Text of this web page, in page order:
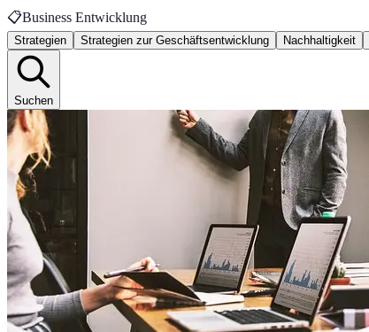
📋Business Entwicklung
Strategien Strategien zur Geschäftsentwicklung Nachhaltigkeit
Suchen